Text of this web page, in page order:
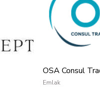
OSA Consul Trade & Business
Invest
Emlak